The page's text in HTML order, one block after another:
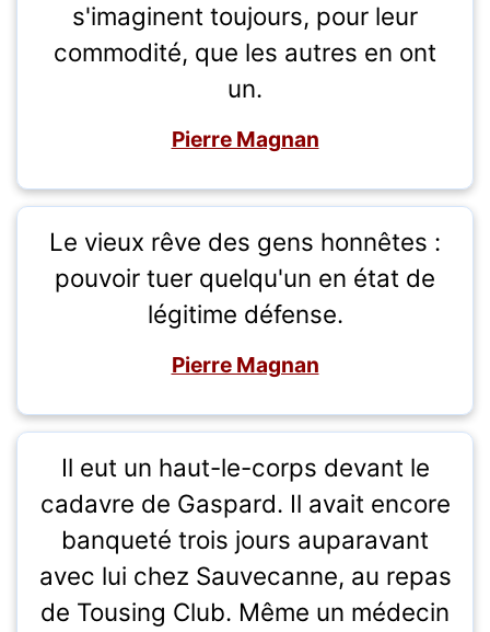
s'imaginent toujours, pour leur
commodité, que les autres en ont
un.
Pierre Magnan
Le vieux rêve des gens honnêtes :
pouvoir tuer quelqu'un en état de
légitime défense.
Pierre Magnan
Il eut un haut-le-corps devant le
cadavre de Gaspard. Il avait encore
banqueté trois jours auparavant
avec lui chez Sauvecanne, au repas
de Tousing Club. Même un médecin